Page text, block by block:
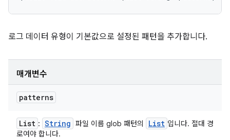
로그 데이터 유형이 기본값으로 설정된 패턴을 추가합니다.
매개변수
patterns
List : String 파일 이름 glob 패턴의 List 입니다. 절대 경
로여야 합니다.